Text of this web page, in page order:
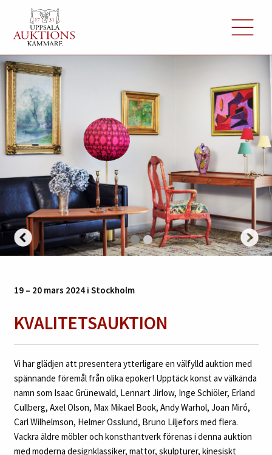
19 – 20 mars 2024 i Stockholm
KVALITETSAUKTION
Vi har glädjen att presentera ytterligare en välfylld auktion med
spännande föremål från olika epoker! Upptäck konst av välkända
namn som Isaac Grünewald, Lennart Jirlow, Inge Schiöler, Erland
Cullberg, Axel Olson, Max Mikael Book, Andy Warhol, Joan Miró,
Carl Wilhelmson, Helmer Osslund, Bruno Liljefors med flera.
Vackra äldre möbler och konsthantverk förenas i denna auktion
med moderna designklassiker, mattor, skulpturer, kinesiskt